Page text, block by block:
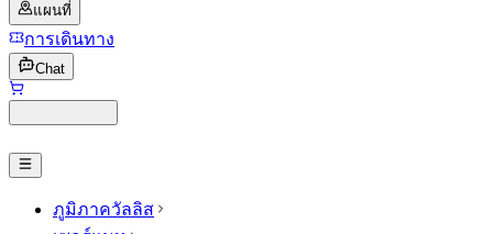
แผนที่
การเดินทาง
Chat
ภูมิภาควัลลิส